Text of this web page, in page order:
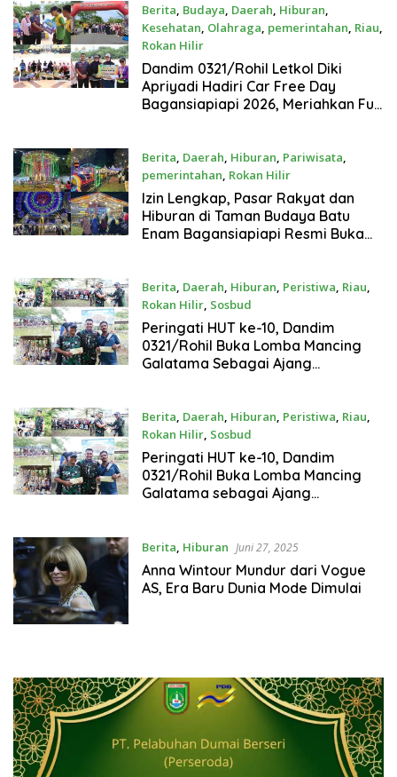
Berita, Budaya, Daerah, Hiburan,
Kesehatan, Olahraga, pemerintahan, Riau,
Rokan Hilir
Juni 21, 2026
Dandim 0321/Rohil Letkol Diki
Apriyadi Hadiri Car Free Day
Bagansiapiapi 2026, Meriahkan Fun
Berita, Daerah, Hiburan, Pariwisata,
pemerintahan, Rokan Hilir
Juni 14, 2026
Izin Lengkap, Pasar Rakyat dan
Hiburan di Taman Budaya Batu
Enam Bagansiapiapi Resmi Buka
Berita, Daerah, Hiburan, Peristiwa, Riau,
Rokan Hilir, Sosbud
Februari 16, 2026
Peringati HUT ke-10, Dandim
0321/Rohil Buka Lomba Mancing
Galatama Sebagai Ajang
Berita, Daerah, Hiburan, Peristiwa, Riau,
Rokan Hilir, Sosbud
Februari 16, 2026
Peringati HUT ke-10, Dandim
0321/Rohil Buka Lomba Mancing
Galatama sebagai Ajang
Berita, Hiburan Juni 27, 2025
Anna Wintour Mundur dari Vogue
AS, Era Baru Dunia Mode Dimulai